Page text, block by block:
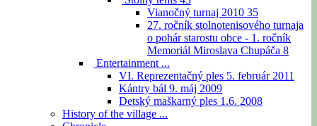
Vianočný turnaj 2010 35
27. ročník stolnotenisového turnaja
o pohár starostu obce - 1. ročník
Memoriál Miroslava Chupáča 8
Entertainment ...
VI. Reprezentačný ples 5. február 2011
Kántry bál 9. máj 2009
Detský maškarný ples 1.6. 2008
History of the village ...